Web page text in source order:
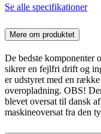
Se alle specifikationer
Mere om produktet
De bedste komponenter
sikrer en fejlfri drift og
er udstyret med en
overopladning. OBS!
blevet oversat til dansk
maskineoversat fra den